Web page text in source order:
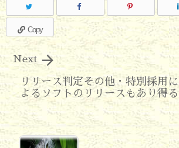
用
Copy
リリース判定その他・特別採用に
よるソフトのリリースもあり得る

Next